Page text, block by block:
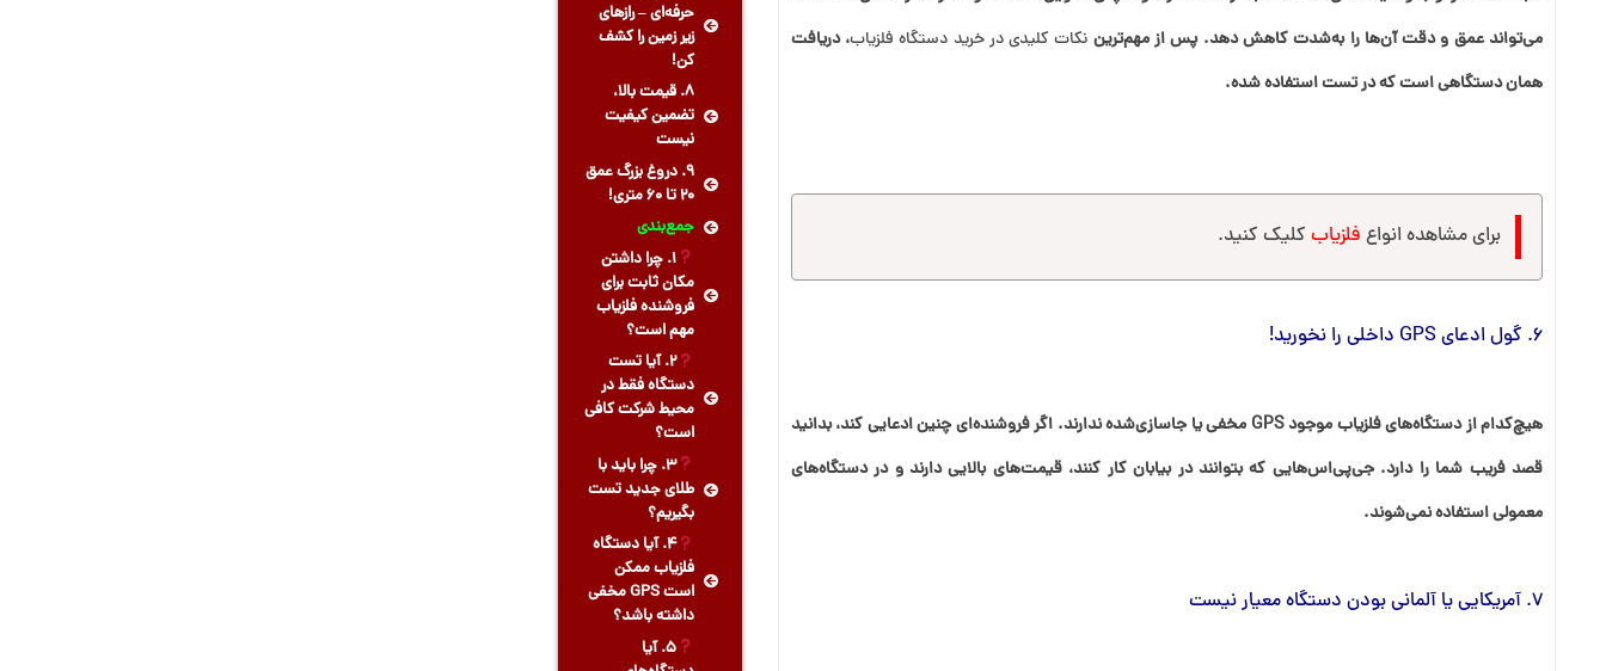
می‌تواند عمق و دقت آن‌ها را به‌شدت کاهش دهد. پس از مهم‌ترین نکات کلیدی در خرید دستگاه فلزیاب، دریافت
همان دستگاهی است که در تست استفاده شده.
برای مشاهده انواع فلزیاب کلیک کنید.
6. گول ادعای GPS داخلی را نخورید!
هیچ‌کدام از دستگاه‌های فلزیاب موجود GPS مخفی یا جاسازی‌شده ندارند. اگر فروشنده‌ای چنین ادعایی کند، بدانید
قصد فریب شما را دارد. جی‌پی‌اس‌هایی که بتوانند در بیابان کار کنند، قیمت‌های بالایی دارند و در دستگاه‌های
معمولی استفاده نمی‌شوند.
7. آمریکایی یا آلمانی بودن دستگاه معیار نیست
حرفه‌ای – رازهای
زیر زمین را کشف
کن!
8. قیمت بالا،
تضمین کیفیت
نیست
9. دروغ بزرگ عمق
۲۰ تا ۶۰ متری!
جمع‌بندی
1. چرا داشتن
مکان ثابت برای
فروشنده فلزیاب
مهم است؟
2. آیا تست
دستگاه فقط در
محیط شرکت کافی
است؟
3. چرا باید با
طلای جدید تست
بگیریم؟
4. آیا دستگاه
فلزیاب ممکن
است GPS مخفی
داشته باشد؟
5. آیا